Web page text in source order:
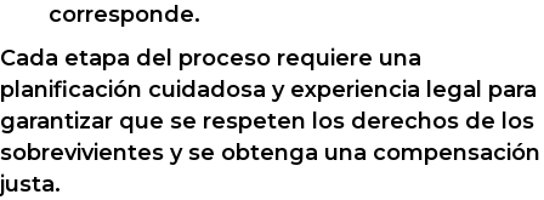
corresponde.
Cada etapa del proceso requiere una
planificación cuidadosa y experiencia legal para
garantizar que se respeten los derechos de los
sobrevivientes y se obtenga una compensación
justa.